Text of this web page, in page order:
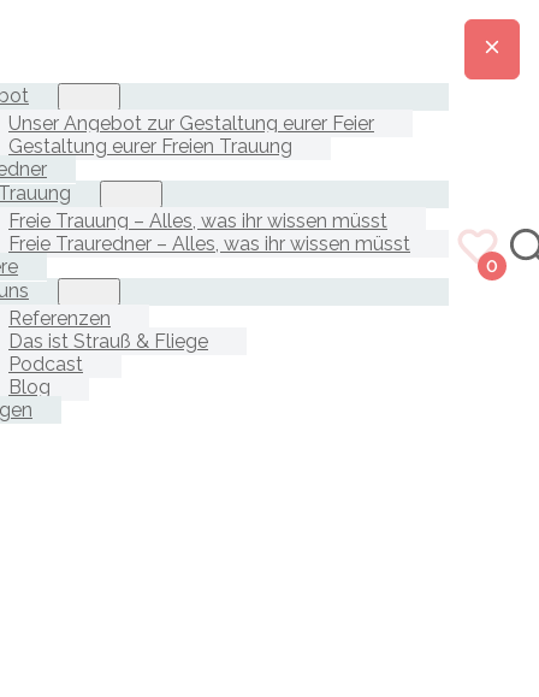
Unser Angebot zur Gestaltung eurer Feier
Gestaltung eurer Freien Trauung
Freie Trauung – Alles, was ihr wissen müsst
Freie Trauredner – Alles, was ihr wissen müsst
Referenzen
Das ist Strauß & Fliege
Podcast
Blog
0